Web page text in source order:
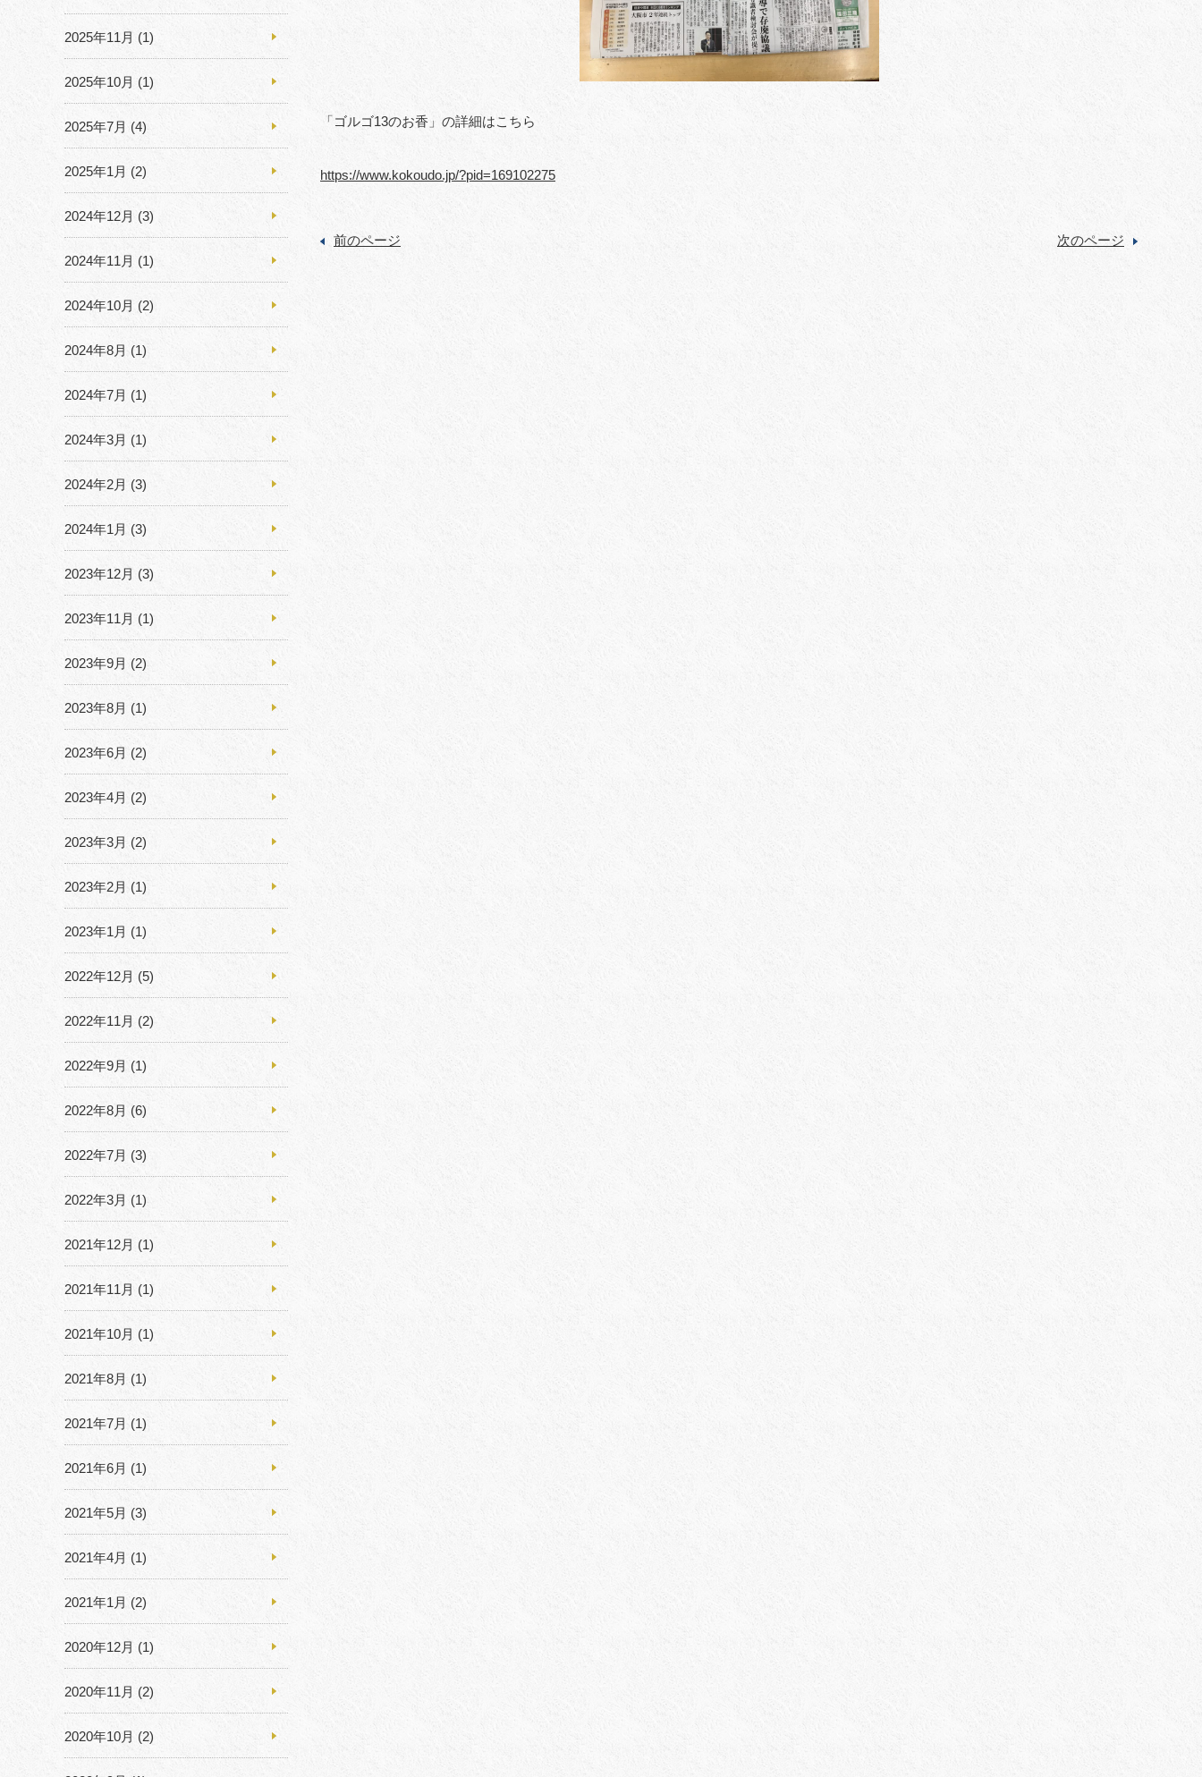
「ゴルゴ13のお香」の詳細はこちら
https://www.kokoudo.jp/?pid=169102275
前のページ 次のページ
2025年11月 (1)
2025年10月 (1)
2025年7月 (4)
2025年1月 (2)
2024年12月 (3)
2024年11月 (1)
2024年10月 (2)
2024年8月 (1)
2024年7月 (1)
2024年3月 (1)
2024年2月 (3)
2024年1月 (3)
2023年12月 (3)
2023年11月 (1)
2023年9月 (2)
2023年8月 (1)
2023年6月 (2)
2023年4月 (2)
2023年3月 (2)
2023年2月 (1)
2023年1月 (1)
2022年12月 (5)
2022年11月 (2)
2022年9月 (1)
2022年8月 (6)
2022年7月 (3)
2022年3月 (1)
2021年12月 (1)
2021年11月 (1)
2021年10月 (1)
2021年8月 (1)
2021年7月 (1)
2021年6月 (1)
2021年5月 (3)
2021年4月 (1)
2021年1月 (2)
2020年12月 (1)
2020年11月 (2)
2020年10月 (2)